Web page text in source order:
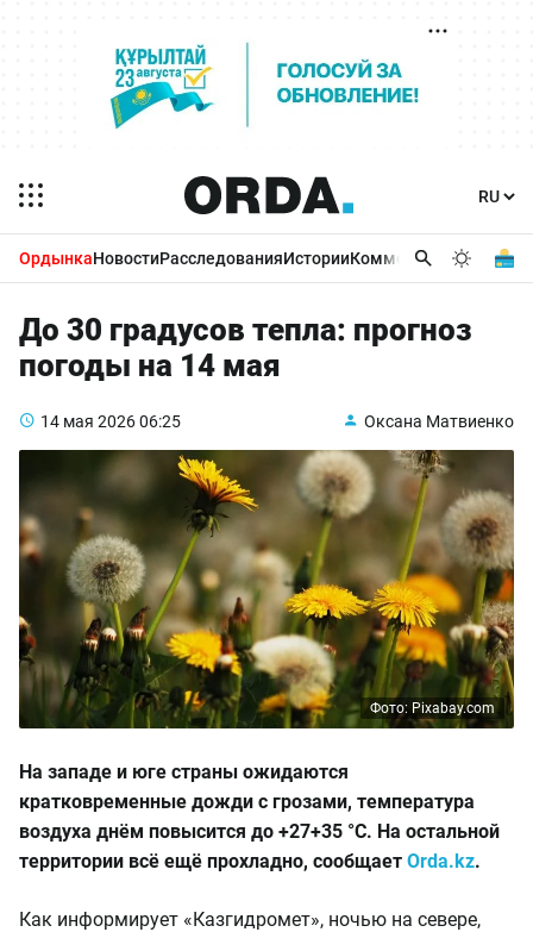
ОрдынкаНовостиРасследованияИсторииКомментарииБизнес
До 30 градусов тепла: прогноз
погоды на 14 мая
14 мая 202606:25 Оксана Матвиенко
Фото: Pixabay.com
На западе и юге страны ожидаются
кратковременные дожди с грозами, температура
воздуха днём повысится до +27+35 °C. На остальной
территории всё ещё прохладно, сообщает Orda.kz.
Как информирует «Казгидромет», ночью на севере,